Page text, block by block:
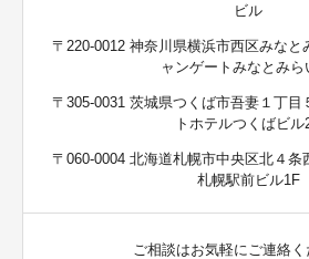
ビル
〒220-0012 神奈川県横浜市西区みなと
ャンゲートみなとみら
〒305-0031 茨城県つくば市吾妻１丁目
トホテルつくばビル
〒060-0004 北海道札幌市中央区北４条
札幌駅前ビル1F
ご相談はお気軽にご連絡く